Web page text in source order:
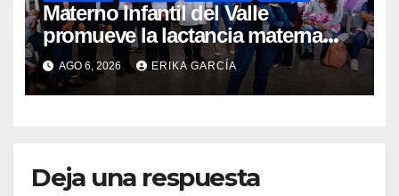
Materno Infantil del Valle
promueve la lactancia materna
como un inicio sostenible para la
vida
AGO 6, 2026 ERIKA GARCÍA
Deja una respuesta